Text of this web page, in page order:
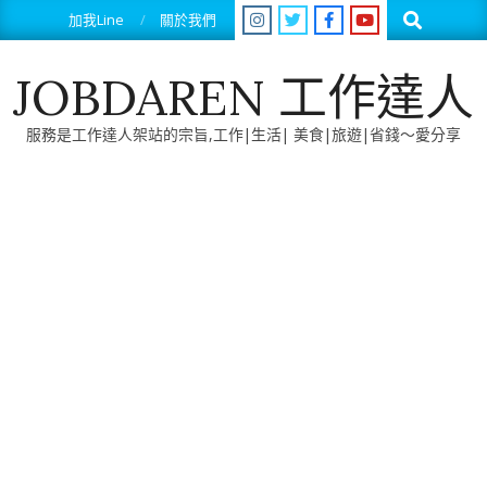
to
加我Line 關於我們 Search
JOBDAREN 工作達人
服務是工作達人架站的宗旨,工作|生活| 美食|旅遊|省錢～愛分享